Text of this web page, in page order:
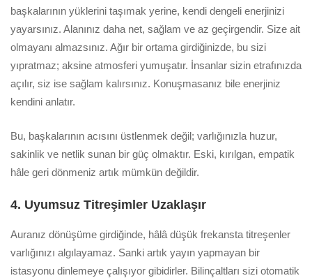
başkalarının yüklerini taşımak yerine, kendi dengeli enerjinizi
yayarsınız. Alanınız daha net, sağlam ve az geçirgendir. Size ait
olmayanı almazsınız. Ağır bir ortama girdiğinizde, bu sizi
yıpratmaz; aksine atmosferi yumuşatır. İnsanlar sizin etrafınızda
açılır, siz ise sağlam kalırsınız. Konuşmasanız bile enerjiniz
kendini anlatır.
Bu, başkalarının acısını üstlenmek değil; varlığınızla huzur,
sakinlik ve netlik sunan bir güç olmaktır. Eski, kırılgan, empatik
hâle geri dönmeniz artık mümkün değildir.
4. Uyumsuz Titreşimler Uzaklaşır
Auranız dönüşüme girdiğinde, hâlâ düşük frekansta titreşenler
varlığınızı algılayamaz. Sanki artık yayın yapmayan bir
istasyonu dinlemeye çalışıyor gibidirler. Bilinçaltları sizi otomatik